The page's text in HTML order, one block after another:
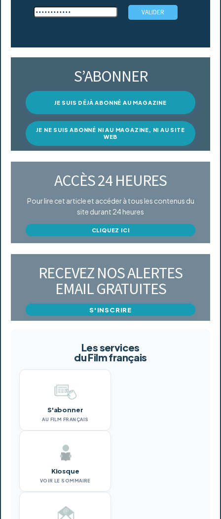
S’ABONNER
JE SUIS DÉJÀ ABONNÉ AU MAGAZINE
JE NE SUIS ABONNÉ NI AU MAGAZINE, NI AU SITE
WEB
ACCÈS 24 HEURES
Pour lire cet article et accéder à tous les contenus du
site durant 24 heures
CLIQUEZ ICI
RECEVEZ NOS ALERTES
EMAIL GRATUITES
S'INSCRIRE
Les services
du Film français
S'abonner
AU FILM FRANÇAIS
Kiosque
VOIR LE SOMMAIRE